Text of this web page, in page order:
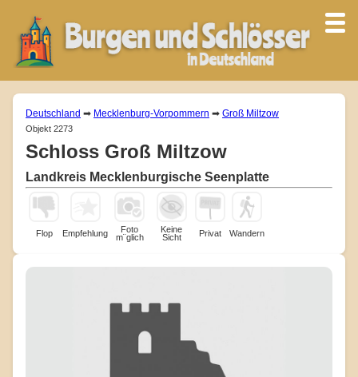
Deutschland ➡ Mecklenburg-Vorpommern ➡ Groß Miltzow
Objekt 2273
Schloss Groß Miltzow
Landkreis Mecklenburgische Seenplatte
Flop Empfehlung
Foto
m¨glich
Keine
Sicht
Privat Wandern